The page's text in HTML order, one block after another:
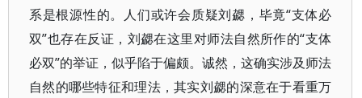
系是根源性的。人们或许会质疑刘勰，毕竟“支体必
双”也存在反证，刘勰在这里对师法自然所作的“支体
必双”的举证，似乎陷于偏颇。诚然，这确实涉及师法
自然的哪些特征和理法，其实刘勰的深意在于看重万